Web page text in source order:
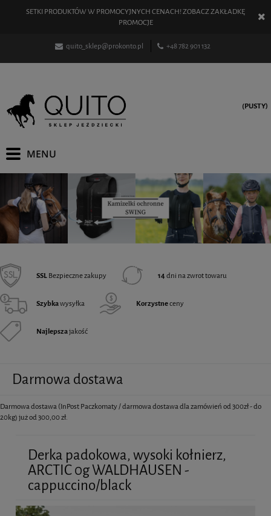
SETKI PRODUKTÓW W PROMOCYJNYCH CENACH! ZOBACZ ZAKŁADKĘ
PROMOCJE
quito_sklep@prokonto.pl +48 782 901 132
(PUSTY)
SSLBezpieczne zakupy 14dni na zwrot towaru
Szybkawysyłka Korzystneceny
Najlepszajakość
Darmowa dostawa
Darmowa dostawa (InPost Paczkomaty / darmowa dostawa dla zamówień od 300zł - do
20kg) już od 300,00 zł.
Derka padokowa, wysoki kołnierz,
ARCTIC 0g WALDHAUSEN -
cappuccino/black